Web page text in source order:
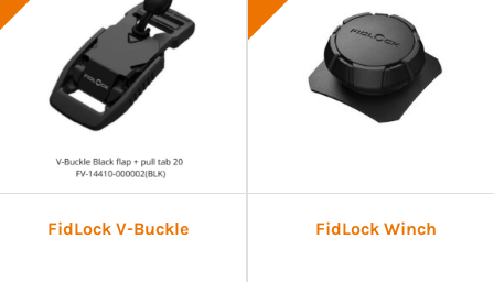
FidLock V-Buckle FidLock Winch